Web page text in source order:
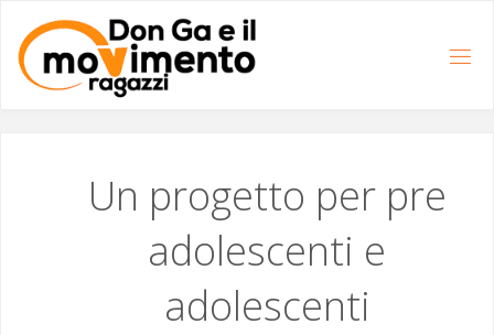
contenuto
Un progetto per pre
adolescenti e
adolescenti